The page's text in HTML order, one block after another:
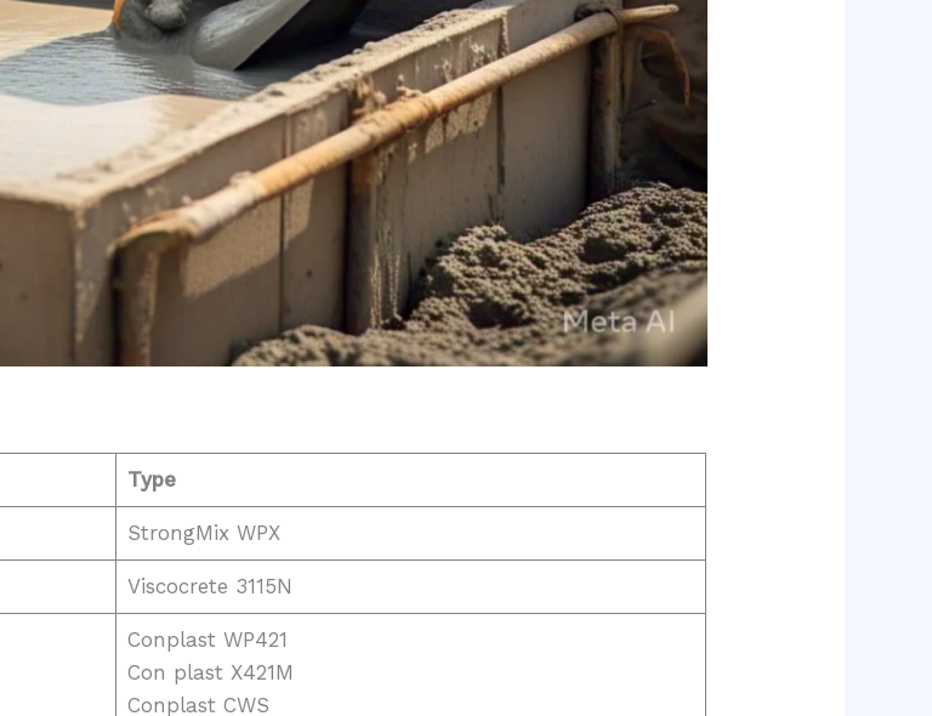
Type
StrongMix WPX
Viscocrete 3115N
Conplast WP421
Con plast X421M
Conplast CWS